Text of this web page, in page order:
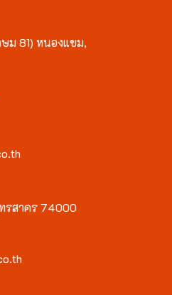
ม 81) หนองแขม,
รสาคร 74000